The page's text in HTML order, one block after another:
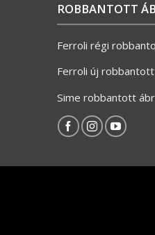
ROBBANTOTT
Ferroli régi
Ferroli új
Sime robbantott